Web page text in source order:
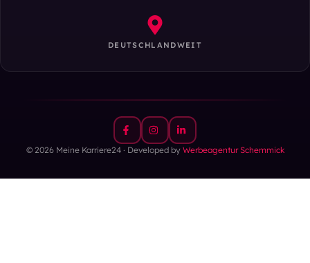
DEUTSCHLANDWEIT
© 2026 Meine Karriere24 · Developed by Werbeagentur Schemmick